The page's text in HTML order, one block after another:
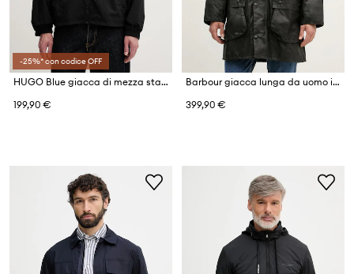
-25%* con codice OFF
HUGO Blue giacca di mezza stagione da uomo Bento2611
199,90 €
Barbour giacca lunga da uomo in cotone
399,90 €